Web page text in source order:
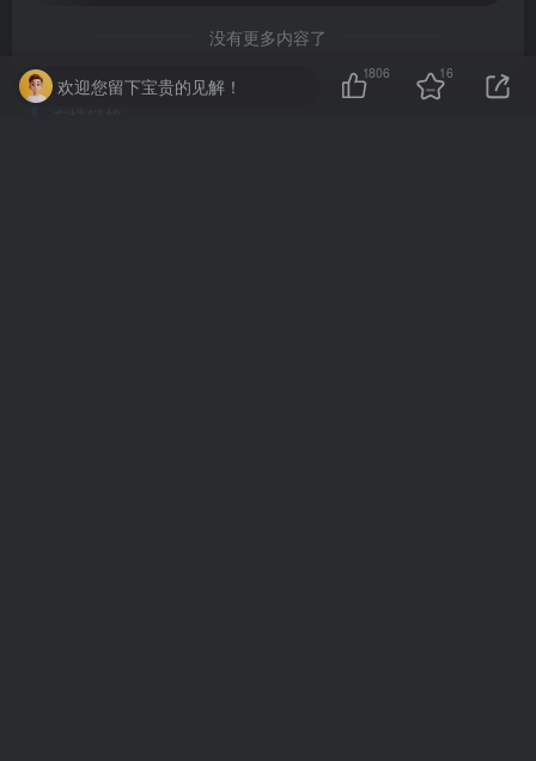
没有更多内容了
欢迎您留下宝贵的见解！
1806 16